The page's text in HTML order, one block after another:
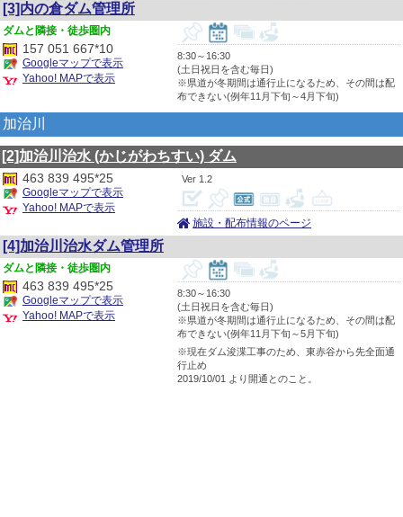
[3]内の倉ダム管理所
8:30～16:30
(土日祝日を含む毎日)
※県道が冬期間は通行止になるため、その間は配
布できない(例年11月下旬～4月下旬)
隣接・徒歩圏内
157 051 667*10
Googleマップで表示
Yahoo! MAPで表示
加治川
[2]加治川治水 (かじがわちすい) ダム
1.2
施設・配布情報のページ
463 839 495*25
Googleマップで表示
Yahoo! MAPで表示
[4]加治川治水ダム管理所
8:30～16:30
(土日祝日を含む毎日)
※県道が冬期間は通行止になるため、その間は配
布できない(例年11月下旬～5月下旬)
※現在ダム浚渫工事のため、東赤谷から先全面通
行止め
2019/10/01 より開通とのこと。
隣接・徒歩圏内
463 839 495*25
Googleマップで表示
Yahoo! MAPで表示